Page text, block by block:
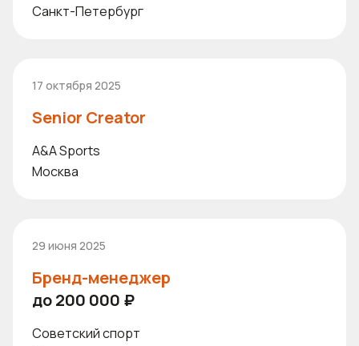
Санкт-Петербург
17 октября 2025
Senior Creator
A&A Sports
Москва
29 июня 2025
Бренд-менеджер
до 200 000 ₽
Советский спорт